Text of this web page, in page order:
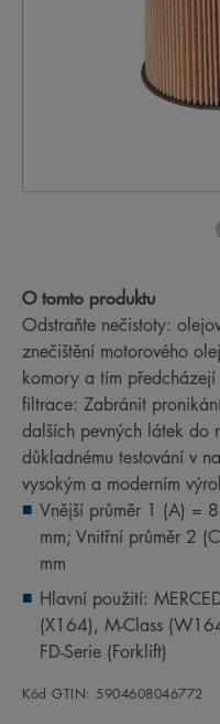
O tomto produktu
Odstraňte nečistoty:
znečištění motorového
komory a tím předcházejí
filtrace: Zabránit
dalších pevných látek do
důkladnému testování v
vysokým a moderním
Vnější průměr 1 (A) =
mm; Vnitřní průměr 2
mm
Hlavní použití:
(X164), M-Class
FD-Serie (Forklift)
Kód GTIN: 5904608046772